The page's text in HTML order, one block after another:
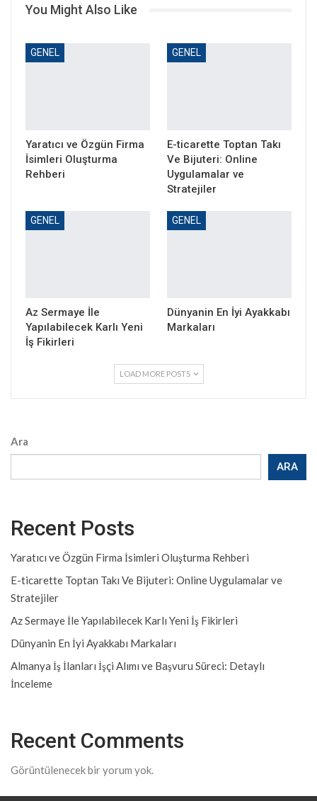
You Might Also Like
GENEL
Yaratıcı ve Özgün Firma
İsimleri Oluşturma
Rehberi
GENEL
E-ticarette Toptan Takı
Ve Bijuteri: Online
Uygulamalar ve
Stratejiler
GENEL
Az Sermaye İle
Yapılabilecek Karlı Yeni
İş Fikirleri
GENEL
Dünyanin En İyi Ayakkabı
Markaları
LOAD MORE POSTS
Ara
ARA
Recent Posts
Yaratıcı ve Özgün Firma İsimleri Oluşturma Rehberi
E-ticarette Toptan Takı Ve Bijuteri: Online Uygulamalar ve
Stratejiler
Az Sermaye İle Yapılabilecek Karlı Yeni İş Fikirleri
Dünyanin En İyi Ayakkabı Markaları
Almanya İş İlanları İşçi Alımı ve Başvuru Süreci: Detaylı
İnceleme
Recent Comments
Görüntülenecek bir yorum yok.